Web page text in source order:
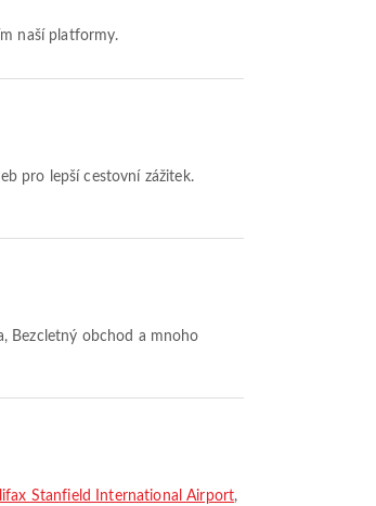
naší platformy.
pro lepší cestovní zážitek.
Bezcletný obchod a mnoho
Stanfield International Airport,